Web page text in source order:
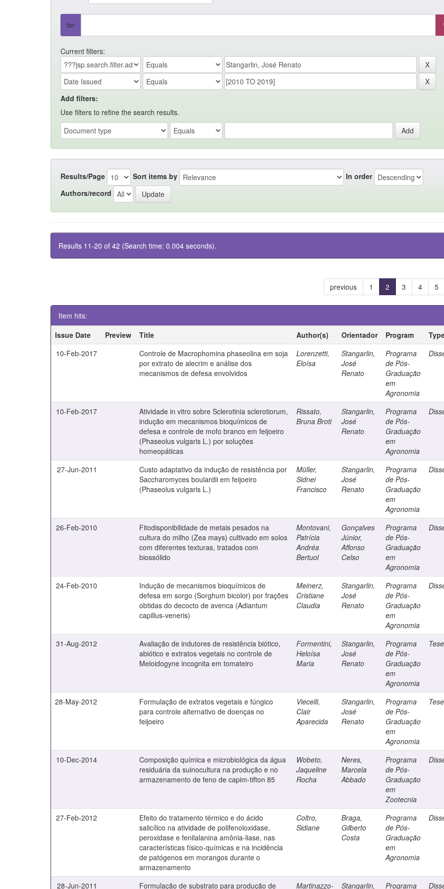
for
Current filters:
Add filters:
Use filters to refine the search results.
Results/Page Sort items by
In order
Authors/record
Results 11-20 of 42 (Search time: 0.004 seconds).
previous 1 2 3 4 5
Item hits:
Issue Date
Preview Title Author(s) Orientador Program
10-Feb-2017
Controle de Macrophomina phaseolina em soja
por extrato de alecrim e análise dos
mecanismos de defesa envolvidos
Lorenzetti,
Eloísa
Stangarlin,
José
Renato
Programa
de Pós-
Graduação
em
Agronomia
10-Feb-2017
Atividade in vitro sobre Sclerotinia sclerotiorum,
indução em mecanismos bioquímicos de
defesa e controle de mofo branco em feijoeiro
(Phaseolus vulgaris L.) por soluções
homeopáticas
Rissato,
Bruna Broti
Stangarlin,
José
Renato
Programa
de Pós-
Graduação
em
Agronomia
27-Jun-2011
Custo adaptativo da indução de resistência por
Saccharomyces boulardii em feijoeiro
(Phaseolus vulgaris L.)
Müller,
Sidnei
Francisco
Stangarlin,
José
Renato
Programa
de Pós-
Graduação
em
Agronomia
26-Feb-2010
Fitodisponibilidade de metais pesados na
cultura do milho (Zea mays) cultivado em solos
com diferentes texturas, tratados com
biossólido
Montovani,
Patrícia
Andréa
Bertuol
Gonçalves
Júnior,
Affonso
Celso
Programa
de Pós-
Graduação
em
Agronomia
24-Feb-2010
Indução de mecanismos bioquímicos de
defesa em sorgo (Sorghum bicolor) por frações
obtidas do decocto de avenca (Adiantum
capillus-veneris)
Meinerz,
Cristiane
Claudia
Stangarlin,
José
Renato
Programa
de Pós-
Graduação
em
Agronomia
31-Aug-2012
Avaliação de indutores de resistência biótico,
abiótico e extratos vegetais no controle de
Meloidogyne incognita em tomateiro
Formentini,
Heloísa
Maria
Stangarlin,
José
Renato
Programa
de Pós-
Graduação
em
Agronomia
Tese
28-May-2012
Formulação de extratos vegetais e fúngico
para controle alternativo de doenças no
feijoeiro
Viecelli,
Clair
Aparecida
Stangarlin,
José
Renato
Programa
de Pós-
Graduação
em
Agronomia
Tese
10-Dec-2014
Composição química e microbiológica da água
residuária da suinocultura na produção e no
armazenamento de feno de capim-tifton 85
Wobeto,
Jaqueline
Rocha
Neres,
Marcela
Abbado
Programa
de Pós-
Graduação
em
Zootecnia
27-Feb-2012
Efeito do tratamento térmico e do ácido
salicílico na atividade de polifenoloxidase,
peroxidase e fenilalanina amônia-liase, nas
características físico-químicas e na incidência
de patógenos em morangos durante o
armazenamento
Coltro,
Sidiane
Braga,
Gilberto
Costa
Programa
de Pós-
Graduação
em
Agronomia
28-Jun-2011 Formulação de substrato para produção de Martinazzo- Stangarlin, Programa